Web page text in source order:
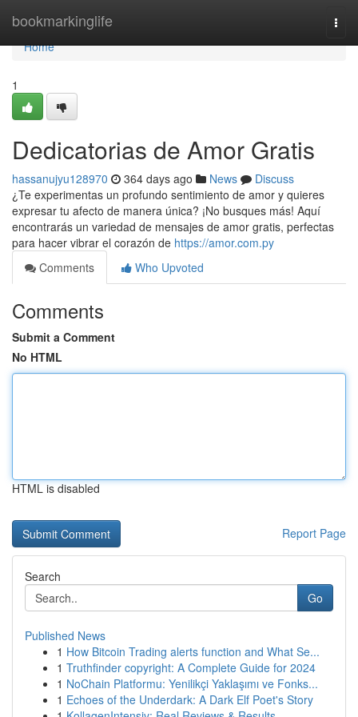
bookmarkinglife
Home
Home
1
Dedicatorias de Amor Gratis
hassanujyu128970 364 days ago News
Discuss
¿Te experimentas un profundo sentimiento de amor y quieres
expresar tu afecto de manera única? ¡No busques más! Aquí
encontrarás un variedad de mensajes de amor gratis, perfectas
para hacer vibrar el corazón de https://amor.com.py
Comments
Who Upvoted
Comments
Submit a Comment
No HTML
HTML is disabled
Report Page
Search
Go
Published News
1 How Bitcoin Trading alerts function and What Se...
1 Truthfinder copyright: A Complete Guide for 2024
1 NoChain Platformu: Yenilikçi Yaklaşımı ve Fonks...
1 Echoes of the Underdark: A Dark Elf Poet's Story